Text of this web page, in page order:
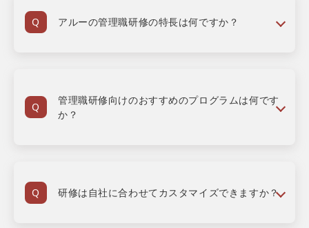
アルーの管理職研修の特長は何ですか？
管理職研修向けのおすすめのプログラムは何です
か？
研修は自社に合わせてカスタマイズできますか？